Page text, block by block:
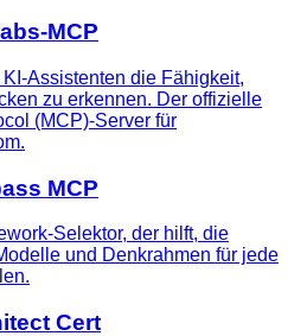
MCP
Assistenten die Fähigkeit,
zu erkennen. Der offizielle
(MCP)-Server für
MCP
Selektor, der hilft, die
und Denkrahmen für jede
Cert